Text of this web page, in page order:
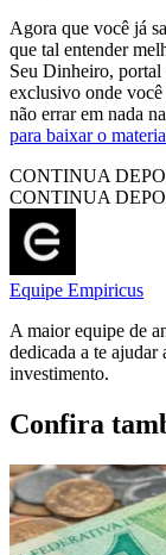
Agora que você já
que tal entender
Seu Dinheiro,
exclusivo onde você
não errar em nada
para baixar o
CONTINUA
CONTINUA
Equipe Empiricus
A maior equipe de
dedicada a te ajudar
investimento.
Confira